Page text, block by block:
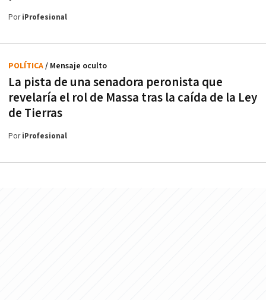
PoriProfesional
La pista de una senadora peronista que
revelaría el rol de Massa tras la caída de la Ley
de Tierras
POLÍTICA/ Mensaje oculto
PoriProfesional